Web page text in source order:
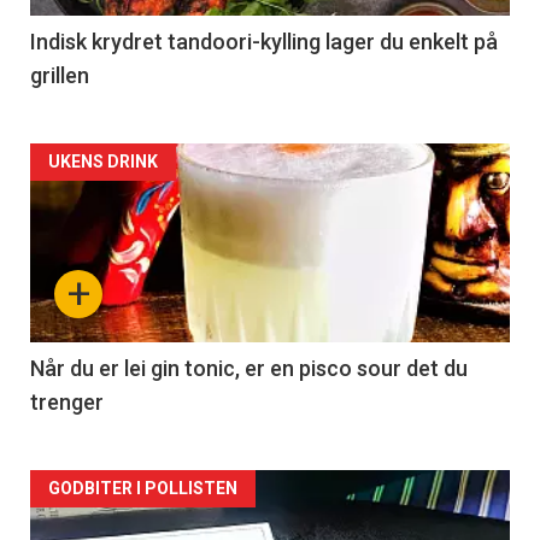
Indisk krydret tandoori-kylling lager du enkelt på
grillen
Forsiden
akkurat
nå
-
2
+
UKENS DRINK
Når du er lei gin tonic, er en pisco sour det du
trenger
Forsiden
GODBITER I POLLISTEN